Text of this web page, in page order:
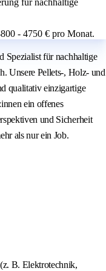
für nachhaltige
- 4750 € pro Monat.
Spezialist für nachhaltige
Unsere Pellets-, Holz- und
qualitativ einzigartige
ein offenes
und Sicherheit
als nur ein Job.
B. Elektrotechnik,